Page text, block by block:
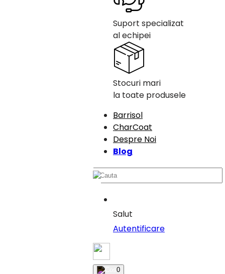
Suport specializat
al echipei
Stocuri mari
la toate produsele
Barrisol
CharCoat
Despre Noi
Blog
Salut
Autentificare
0